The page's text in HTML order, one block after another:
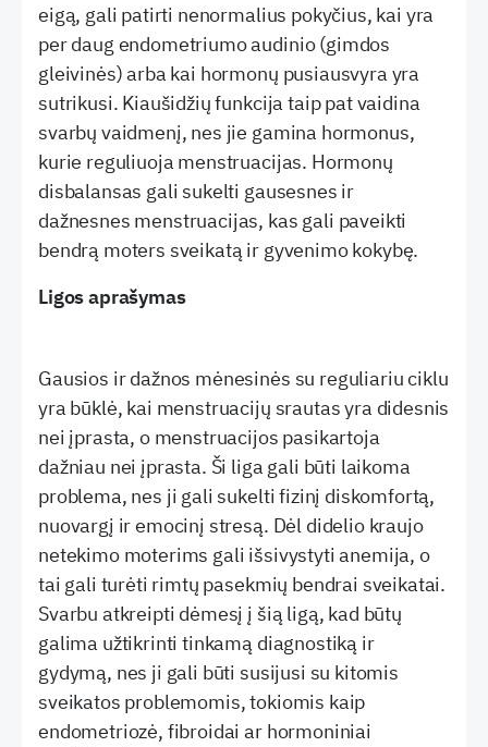
eigą, gali patirti nenormalius pokyčius, kai yra
per daug endometriumo audinio (gimdos
gleivinės) arba kai hormonų pusiausvyra yra
sutrikusi. Kiaušidžių funkcija taip pat vaidina
svarbų vaidmenį, nes jie gamina hormonus,
kurie reguliuoja menstruacijas. Hormonų
disbalansas gali sukelti gausesnes ir
dažnesnes menstruacijas, kas gali paveikti
bendrą moters sveikatą ir gyvenimo kokybę.
Ligos aprašymas
Gausios ir dažnos mėnesinės su reguliariu ciklu
yra būklė, kai menstruacijų srautas yra didesnis
nei įprasta, o menstruacijos pasikartoja
dažniau nei įprasta. Ši liga gali būti laikoma
problema, nes ji gali sukelti fizinį diskomfortą,
nuovargį ir emocinį stresą. Dėl didelio kraujo
netekimo moterims gali išsivystyti anemija, o
tai gali turėti rimtų pasekmių bendrai sveikatai.
Svarbu atkreipti dėmesį į šią ligą, kad būtų
galima užtikrinti tinkamą diagnostiką ir
gydymą, nes ji gali būti susijusi su kitomis
sveikatos problemomis, tokiomis kaip
endometriozė, fibroidai ar hormoniniai